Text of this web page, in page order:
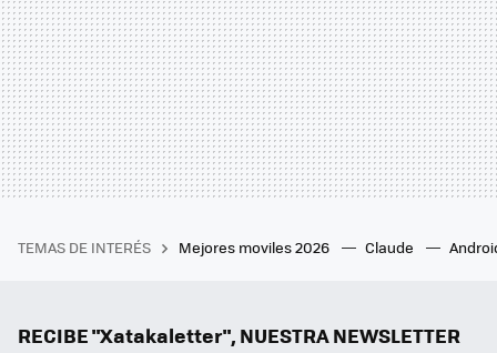
TEMAS DE INTERÉS Mejores moviles 2026 Claude
RECIBE "Xatakaletter", NUESTRA NEWSLETTER